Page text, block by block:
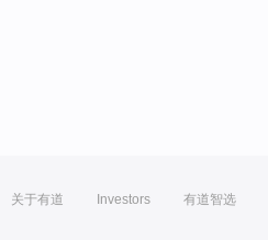
关于有道 Investors 有道智选